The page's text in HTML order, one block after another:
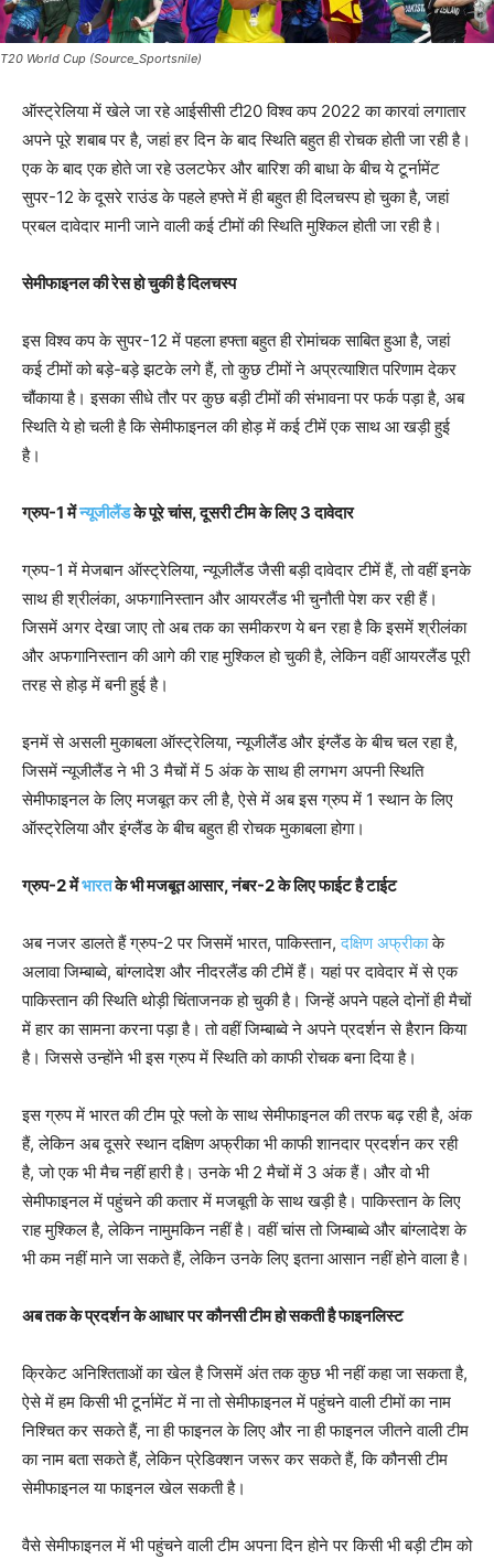
T20 World Cup (Source_Sportsnile)
ऑस्ट्रेलिया में खेले जा रहे आईसीसी टी20 विश्व कप 2022 का कारवां लगातार
अपने पूरे शबाब पर है, जहां हर दिन के बाद स्थिति बहुत ही रोचक होती जा रही है।
एक के बाद एक होते जा रहे उलटफेर और बारिश की बाधा के बीच ये टूर्नामेंट
सुपर-12 के दूसरे राउंड के पहले हफ्ते में ही बहुत ही दिलचस्प हो चुका है, जहां
प्रबल दावेदार मानी जाने वाली कई टीमों की स्थिति मुश्किल होती जा रही है।
सेमीफाइनल की रेस हो चुकी है दिलचस्प
इस विश्व कप के सुपर-12 में पहला हफ्ता बहुत ही रोमांचक साबित हुआ है, जहां
कई टीमों को बड़े-बड़े झटके लगे हैं, तो कुछ टीमों ने अप्रत्याशित परिणाम देकर
चौंकाया है। इसका सीधे तौर पर कुछ बड़ी टीमों की संभावना पर फर्क पड़ा है, अब
स्थिति ये हो चली है कि सेमीफाइनल की होड़ में कई टीमें एक साथ आ खड़ी हुई
है।
ग्रुप-1 मेंन्यूजीलैंडके पूरे चांस, दूसरी टीम के लिए 3 दावेदार
ग्रुप-1 में मेजबान ऑस्ट्रेलिया, न्यूजीलैंड जैसी बड़ी दावेदार टीमें हैं, तो वहीं इनके
साथ ही श्रीलंका, अफगानिस्तान और आयरलैंड भी चुनौती पेश कर रही हैं।
जिसमें अगर देखा जाए तो अब तक का समीकरण ये बन रहा है कि इसमें श्रीलंका
और अफगानिस्तान की आगे की राह मुश्किल हो चुकी है, लेकिन वहीं आयरलैंड पूरी
तरह से होड़ में बनी हुई है।
इनमें से असली मुकाबला ऑस्ट्रेलिया, न्यूजीलैंड और इंग्लैंड के बीच चल रहा है,
जिसमें न्यूजीलैंड ने भी 3 मैचों में 5 अंक के साथ ही लगभग अपनी स्थिति
सेमीफाइनल के लिए मजबूत कर ली है, ऐसे में अब इस ग्रुप में 1 स्थान के लिए
ऑस्ट्रेलिया और इंग्लैंड के बीच बहुत ही रोचक मुकाबला होगा।
ग्रुप-2 मेंभारतके भी मजबूत आसार, नंबर-2 के लिए फाईट है टाईट
अब नजर डालते हैं ग्रुप-2 पर जिसमें भारत, पाकिस्तान,दक्षिण अफ्रीकाके
अलावा जिम्बाब्वे, बांग्लादेश और नीदरलैंड की टीमें हैं। यहां पर दावेदार में से एक
पाकिस्तान की स्थिति थोड़ी चिंताजनक हो चुकी है। जिन्हें अपने पहले दोनों ही मैचों
में हार का सामना करना पड़ा है। तो वहीं जिम्बाब्वे ने अपने प्रदर्शन से हैरान किया
है। जिससे उन्होंने भी इस ग्रुप में स्थिति को काफी रोचक बना दिया है।
इस ग्रुप में भारत की टीम पूरे फ्लो के साथ सेमीफाइनल की तरफ बढ़ रही है, अंक
हैं, लेकिन अब दूसरे स्थान दक्षिण अफ्रीका भी काफी शानदार प्रदर्शन कर रही
है, जो एक भी मैच नहीं हारी है। उनके भी 2 मैचों में 3 अंक हैं। और वो भी
सेमीफाइनल में पहुंचने की कतार में मजबूती के साथ खड़ी है। पाकिस्तान के लिए
राह मुश्किल है, लेकिन नामुमकिन नहीं है। वहीं चांस तो जिम्बाब्वे और बांग्लादेश के
भी कम नहीं माने जा सकते हैं, लेकिन उनके लिए इतना आसान नहीं होने वाला है।
अब तक के प्रदर्शन के आधार पर कौनसी टीम हो सकती है फाइनलिस्ट
क्रिकेट अनिश्तिताओं का खेल है जिसमें अंत तक कुछ भी नहीं कहा जा सकता है,
ऐसे में हम किसी भी टूर्नामेंट में ना तो सेमीफाइनल में पहुंचने वाली टीमों का नाम
निश्चित कर सकते हैं, ना ही फाइनल के लिए और ना ही फाइनल जीतने वाली टीम
का नाम बता सकते हैं, लेकिन प्रेडिक्शन जरूर कर सकते हैं, कि कौनसी टीम
सेमीफाइनल या फाइनल खेल सकती है।
वैसे सेमीफाइनल में भी पहुंचने वाली टीम अपना दिन होने पर किसी भी बड़ी टीम को